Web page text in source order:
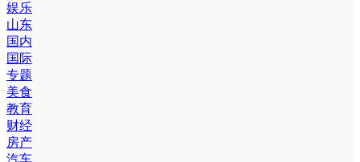
娱乐
山东
国内
国际
专题
美食
教育
财经
房产